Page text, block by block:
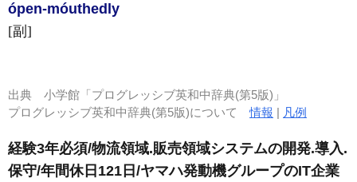
ópen-móuthed ly
[副]
出典 小学館「プログレッシブ英和中辞典(第5版)」
プログレッシブ英和中辞典(第5版)について情報 | 凡例
経験3年必須/物流領域.販売領域システムの開発.導入.
保守/年間休日121日/ヤマハ発動機グループのIT企業